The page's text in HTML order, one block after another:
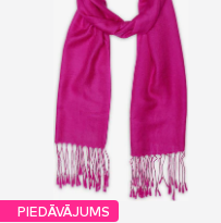
PIEDĀVĀJUMS